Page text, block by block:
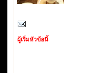
ผู้เริ่มหัวข้อนี้